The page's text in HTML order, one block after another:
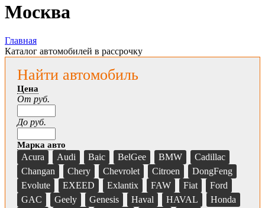
Москва
Главная
Каталог автомобилей в рассрочку
Найти автомобиль
Цена
От руб.
До руб.
Марка авто
Acura Audi Baic BelGee BMW
Cadillac
Changan
Chery Chevrolet Citroen
DongFeng
Evolute
EXEED Exlantix FAW Fiat
Ford
GAC
Geely Genesis Haval HAVAL
Honda